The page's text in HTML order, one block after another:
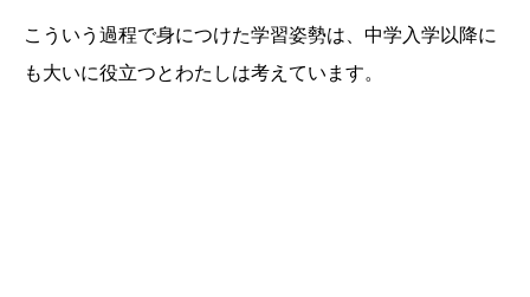
こういう過程で身につけた学習姿勢は、中学入学以降に
も大いに役立つとわたしは考えています。